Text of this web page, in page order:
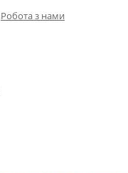
Робота з нами